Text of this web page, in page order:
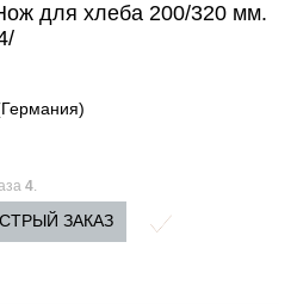
для хлеба 200/320 мм.
4.
ЗАКАЗ